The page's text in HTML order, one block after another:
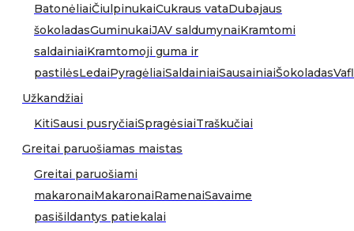
BatonėliaiČiulpinukaiCukraus vataDubajaus
šokoladasGuminukaiJAV saldumynaiKramtomi
saldainiaiKramtomoji guma ir
pastilėsLedaiPyragėliaiSaldainiaiSausainiaiŠokoladas
Užkandžiai
KitiSausi pusryčiaiSpragėsiaiTraškučiai
Greitai paruošiamas maistas
Greitai paruošiami
makaronaiMakaronaiRamenaiSavaime
pasišildantys patiekalai